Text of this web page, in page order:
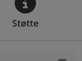
Støtte